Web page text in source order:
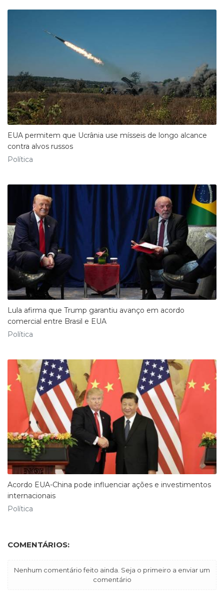
EUA permitem que Ucrânia use mísseis de longo alcance
contra alvos russos
Política
Lula afirma que Trump garantiu avanço em acordo
comercial entre Brasil e EUA
Política
Acordo EUA-China pode influenciar ações e investimentos
internacionais
Política
COMENTÁRIOS:
Nenhum comentário feito ainda. Seja o primeiro a enviar um
comentário